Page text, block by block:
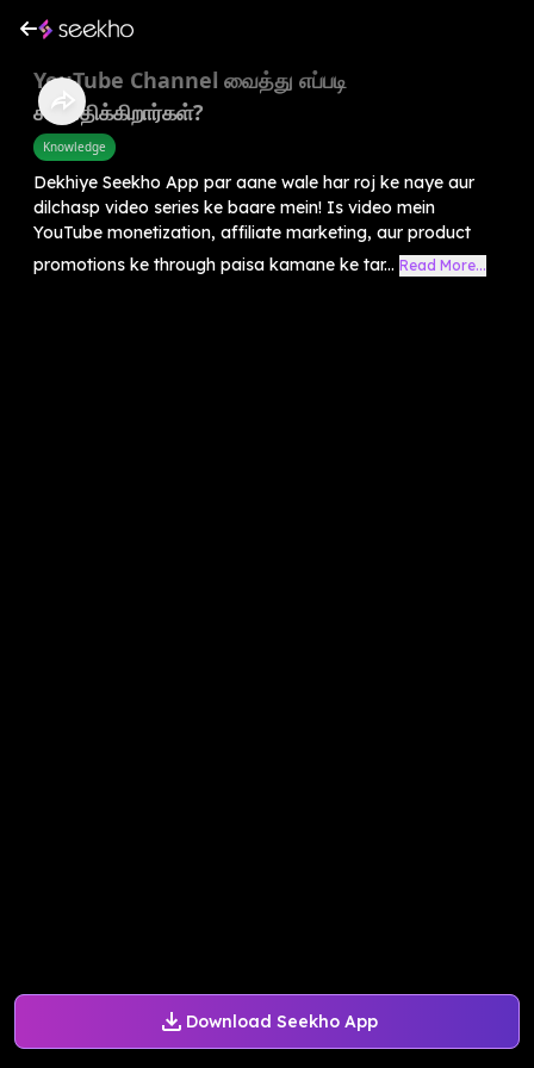
Download Seekho App
⁠⁠YouTube Channel வைத்து எப்படி
சம்பாதிக்கிறார்கள்?
Knowledge
Dekhiye Seekho App par aane wale har roj ke naye aur
dilchasp video series ke baare mein! Is video mein
YouTube monetization, affiliate marketing, aur product
promotions ke through paisa kamane ke tar... Read More...